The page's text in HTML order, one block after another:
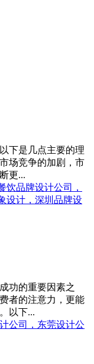
下是几点主要的理
场竞争的加剧，市
更...
饮品牌设计公司，
设计，深圳品牌设
功的重要因素之
者的注意力，更能
以下...
公司，东莞设计公